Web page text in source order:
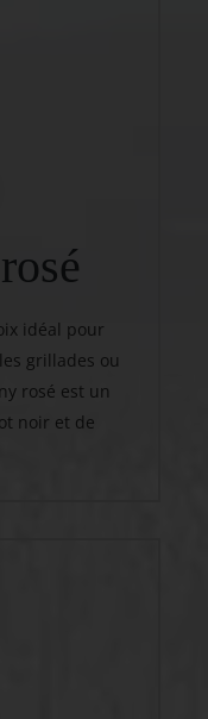
idéal pour
grillades ou
rosé est un
noir et de